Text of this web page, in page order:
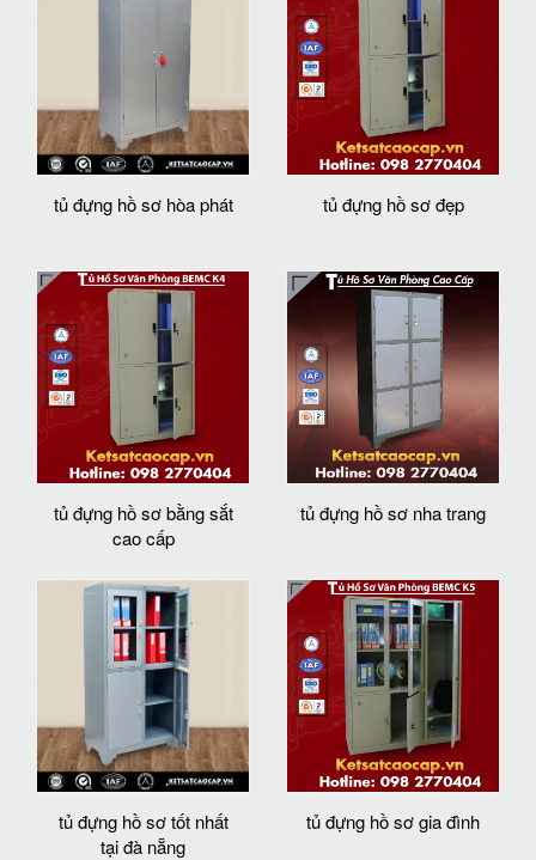
tủ đựng hồ sơ hòa phát tủ đựng hồ sơ đẹp
tủ đựng hồ sơ bằng sắt
cao cấp
tủ đựng hồ sơ nha trang
tủ đựng hồ sơ tốt nhất
tại đà nẵng
tủ đựng hồ sơ gia đình